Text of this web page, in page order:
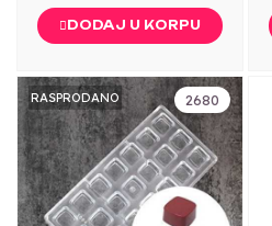
DODAJ U KORPU
2680
RASPRODANO